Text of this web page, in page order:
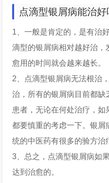
点滴型银屑病能治好
1、一般是肯定的，是有治
滴型的银屑病相对越好治
愈用的时间就会越来越长。
2、点滴型银屑病无法根治
治，所有的银屑病目前都缺
患者，无论在何处治疗，如
都要慎重的考虑一下。银
统的中医药有很多的验方治
3、总之，点滴型银屑病如
达到治愈的。